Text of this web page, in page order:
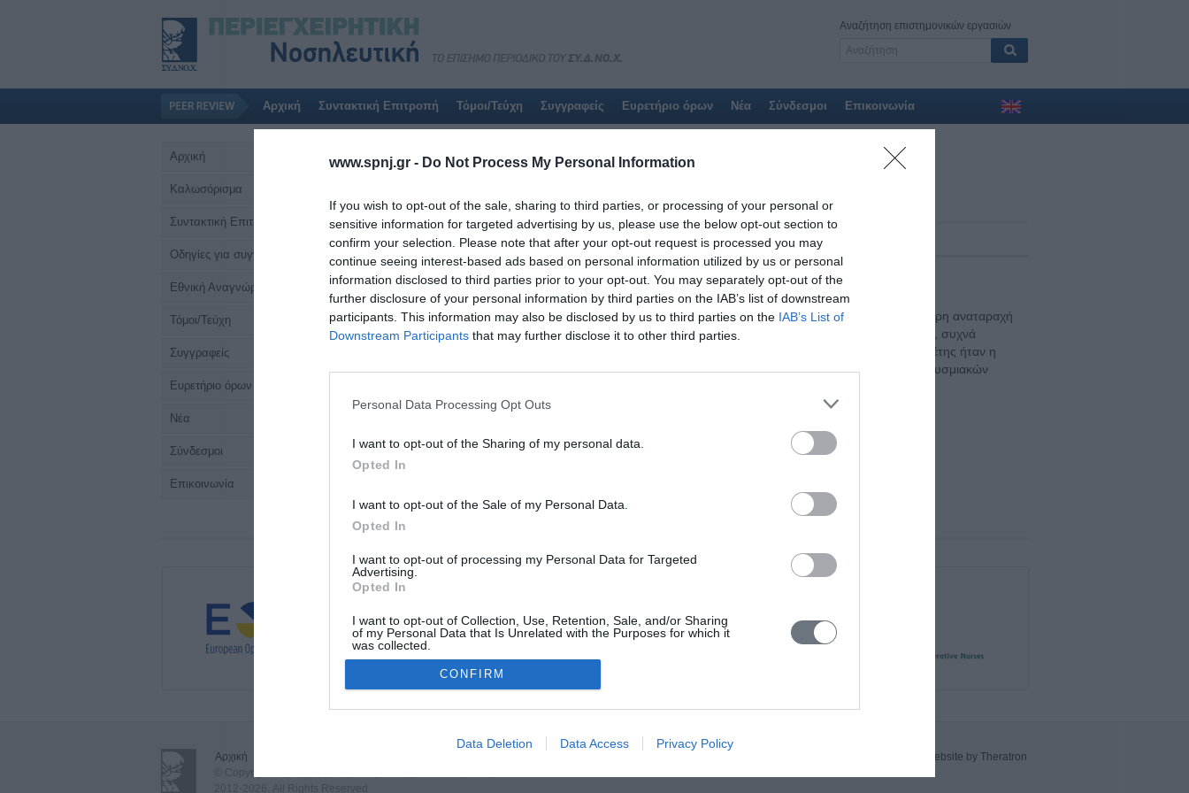
www.spnj.gr - Do Not Process My Personal Information
If you wish to opt-out of the sale, sharing to third parties, or processing of your personal or
sensitive information for targeted advertising by us, please use the below opt-out section to
confirm your selection. Please note that after your opt-out request is processed you may
continue seeing interest-based ads based on personal information utilized by us or personal
information disclosed to third parties prior to your opt-out. You may separately opt-out of the
further disclosure of your personal information by third parties on the IAB’s list of downstream
participants. This information may also be disclosed by us to third parties on the IAB’s List of
Downstream Participants that may further disclose it to other third parties.
Personal Data Processing Opt Outs
I want to opt-out of the Sharing of my personal data.
Opted In
I want to opt-out of the Sale of my Personal Data.
Opted In
I want to opt-out of processing my Personal Data for Targeted
Advertising.
Opted In
I want to opt-out of Collection, Use, Retention, Sale, and/or Sharing
of my Personal Data that Is Unrelated with the Purposes for which it
was collected.
Opted Out
CONFIRM
Data Deletion Data Access Privacy Policy
Αναζήτηση επιστημονικών εργασιών
Αρχική Συντακτική Επιτροπή Τόμοι/Τεύχη Συγγραφείς Ευρετήριο όρων Νέα Σύνδεσμοι Επικοινωνία
Αποτελέσματα για:μολυσματική νόσος
Η αναζήτησή σας έβγαλε αποτελέσματα:
Τόμοι/Τεύχη /Τόμος 11 (2022)/Τεύχος 1 Ιανουάριος-Μάρτιος 2022
ΨΥΧΙΚΗ ΥΓΕΙΑ ΚΑΙ ΠΑΝΔΗΜΙΕΣ
Παρασκευή, 1 Ιανουαρίου 2021
Εισαγωγή: Οι επιδημίες μεταδίδονται ταχύτατα παγκόσμια, προκαλώντας μία γενικότερη αναταραχή
διεθνώς. Η εμφάνιση μολυσματικών ιογενών νοσημάτων, όπως η πανδημία Covid-19, συχνά
επηρεάζουν τη ψυχική υγεία των πληθυσμιακών ομάδων. Σκοπός της παρούσας μελέτης ήταν η
ανασκόπηση της βιβλιογραφίας, αναφορικά με τις ψυχολογικές αντιδράσεις των πληθυσμιακών
Αρχική
Καλωσόρισμα
Συντακτική Επιτροπή
Οδηγίες για συγγραφείς
Εθνική Αναγνώριση
Τόμοι/Τεύχη
Συγγραφείς
Ευρετήριο όρων
Νέα
Σύνδεσμοι
Επικοινωνία
Αρχική
© Copyright Περιεγχειρητική Νοσηλευτική - Το Επίσημο Περιοδικό του ΣΥ.Δ.ΝΟ.Χ.
Website by Theratron